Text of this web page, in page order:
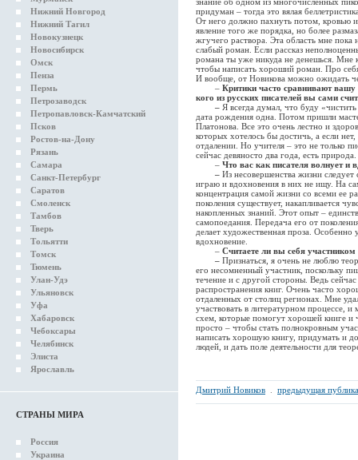
Нижний Новгород
Нижний Тагил
Новокузнецк
Новосибирск
Омск
Пенза
Пермь
Петрозаводск
Петропавловск-Камчатский
Псков
Ростов-на-Дону
Рязань
Самара
Санкт-Петербург
Саратов
Смоленск
Тамбов
Тверь
Тольятти
Томск
Тюмень
Улан-Удэ
Ульяновск
Уфа
Хабаровск
Чебоксары
Челябинск
Элиста
Ярославль
СТРАНЫ МИРА
Россия
Украина
придуман – тогда это вялая
От него должно пахнуть потом, кровью
явление того же порядка, но более
жгучего раствора. Эта область мне пока
слабый роман. Если рассказ
романа ты уже никуда не денешься. Мне
чтобы написать хороший роман. Про
И вообще, от Новикова можно ожидать
– Критики часто сравнивают
кого из русских писателей вы сами
– Я всегда думал, что буду
дата рождения одна. Потом пришли
Платонова. Все это очень лестно и
которых хотелось бы достичь, а если
отдалении. Но учителя – это не только
сейчас девяносто два года, есть
– Что вас как писателя волнует и
– Из несовершенства жизни
играю и вдохновения в них не ищу. На
концентрация самой жизни со всеми ее
поколения существует, накапливается
накопленных знаний. Этот опыт –
самопоедания. Передача его от
делает художественная проза.
вдохновение.
– Считаете ли вы себя участником
– Признаться, я очень не люблю
его несомненный участник, поскольку
течение и с другой стороны. Ведь
распространения книг. Очень часто
отдаленных от столиц регионах. Мне
участвовать в литературном процессе,
схем, которые помогут хорошей книге и
просто – чтобы стать полнокровным
написать хорошую книгу, придумать и
людей, и дать поле деятельности для
Дмитрий Новиков предыдущая